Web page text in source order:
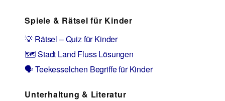
Spiele & Rätsel für Kinder
💡 Rätsel – Quiz für Kinder
🗺️ Stadt Land Fluss Lösungen
🗣️ Teekesselchen Begriffe für Kinder
Unterhaltung & Literatur